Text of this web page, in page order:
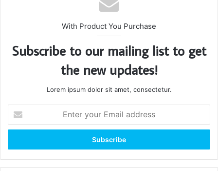
With Product You Purchase
Subscribe to our mailing list to get
the new updates!
Lorem ipsum dolor sit amet, consectetur.
your
Email